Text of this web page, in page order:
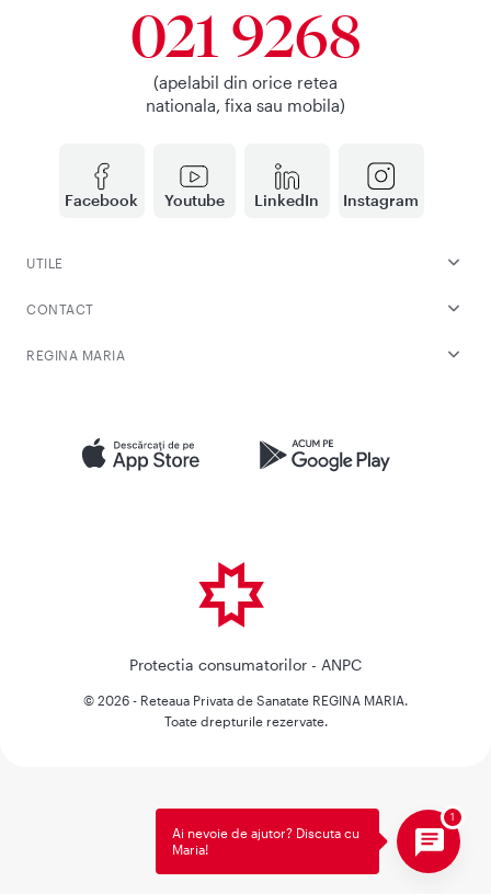
Facebook Youtube LinkedIn Instagram
021 9268
(apelabil din orice retea
nationala, fixa sau mobila)
UTILE
CONTACT
REGINA MARIA
Protectia consumatorilor - ANPC
© 2026 - Reteaua Privata de Sanatate REGINA MARIA.
Toate drepturile rezervate.
Ai nevoie de ajutor? Discuta cu
Maria!